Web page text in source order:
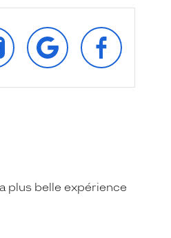
RETROUVEZ‑NOUS
SUR
GOOGLE
SUR
FACEBOOK
plus belle expérience